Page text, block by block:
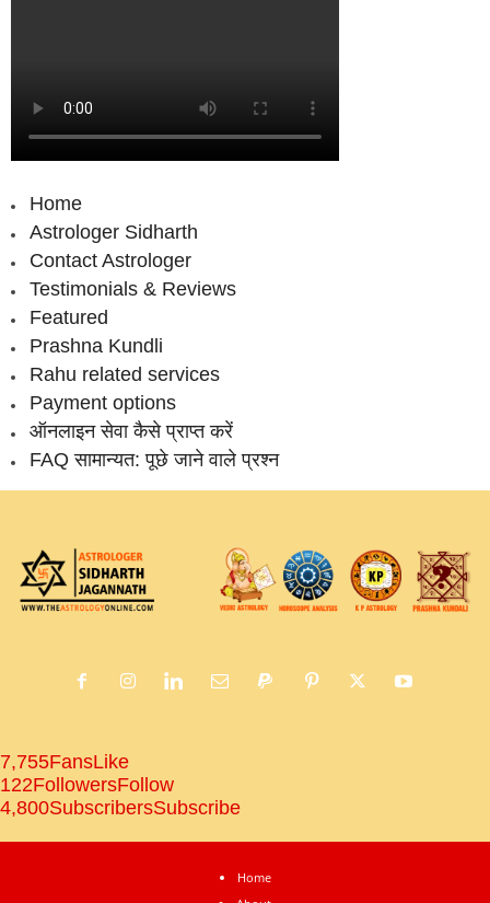
Home
Astrologer Sidharth
Contact Astrologer
Testimonials & Reviews
Featured
Prashna Kundli
Rahu related services
Payment options
ऑनलाइन सेवा कैसे प्राप्‍त करें
FAQ सामान्‍यत: पूछे जाने वाले प्रश्‍न
7,755FansLike
122FollowersFollow
4,800SubscribersSubscribe
Home